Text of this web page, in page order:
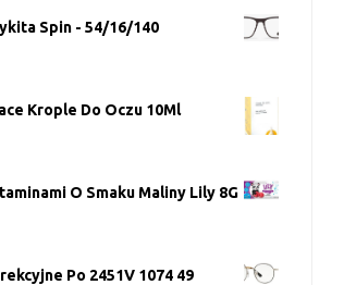
Spin - 54/16/140
Krople Do Oczu 10Ml
O Smaku Maliny Lily 8G
Po 2451V 1074 49